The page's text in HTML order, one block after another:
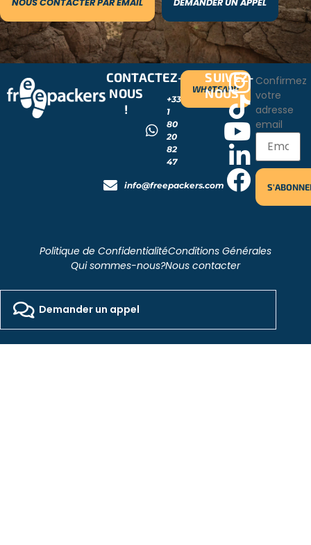
CONTACTEZ-
NOUS
!
+33
1
80
20
82
47
info@freepackers.com
WHATSAPP
SUIVEZ-
NOUS
Confirmez
votre
adresse
email
Politique de ConfidentialitéConditions Générales
Qui sommes-nous?Nous contacter
2026 - Freepackers - All Rights Reserved​
Designed by Pocom Digital Agency
Demander un appel